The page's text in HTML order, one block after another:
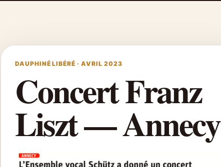
DAUPHINÉ LIBÉRÉ · AVRIL 2023
Concert Franz
Liszt — Annecy